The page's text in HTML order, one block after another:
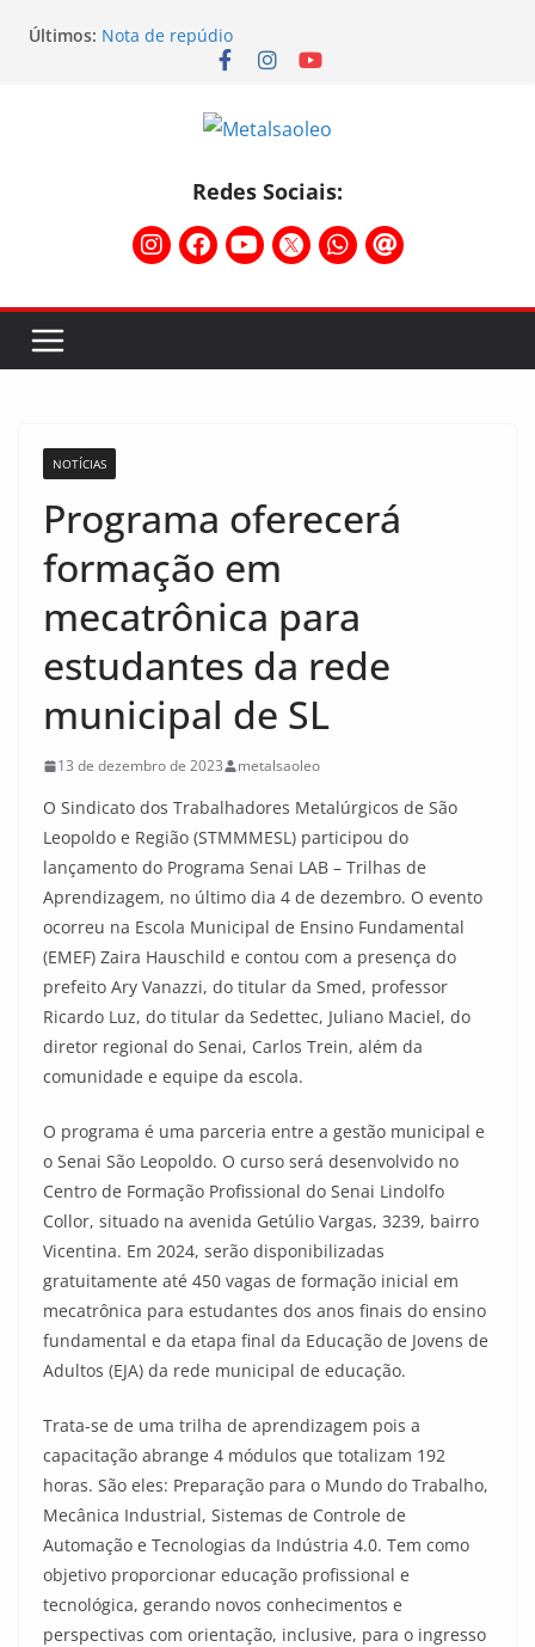
Últimos: Nota de repúdio
Conselho Diretivo da CNM/CUT debate indústria e
Physioclinic: parceira do Sindicato
Assembleia na Taurus – Campanha salarial
Assembleia na Taurus fortalece campanha
salarial e mostra a força da categoria que exige
reajuste
Redes Sociais:
NOTÍCIAS
Programa oferecerá
formação em
mecatrônica para
estudantes da rede
municipal de SL
13 de dezembro de 2023 metalsaoleo
O Sindicato dos Trabalhadores Metalúrgicos de São
Leopoldo e Região (STMMMESL) participou do
lançamento do Programa Senai LAB – Trilhas de
Aprendizagem, no último dia 4 de dezembro. O evento
ocorreu na Escola Municipal de Ensino Fundamental
(EMEF) Zaira Hauschild e contou com a presença do
prefeito Ary Vanazzi, do titular da Smed, professor
Ricardo Luz, do titular da Sedettec, Juliano Maciel, do
diretor regional do Senai, Carlos Trein, além da
comunidade e equipe da escola.
O programa é uma parceria entre a gestão municipal e
o Senai São Leopoldo. O curso será desenvolvido no
Centro de Formação Profissional do Senai Lindolfo
Collor, situado na avenida Getúlio Vargas, 3239, bairro
Vicentina. Em 2024, serão disponibilizadas
gratuitamente até 450 vagas de formação inicial em
mecatrônica para estudantes dos anos finais do ensino
fundamental e da etapa final da Educação de Jovens de
Adultos (EJA) da rede municipal de educação.
Trata-se de uma trilha de aprendizagem pois a
capacitação abrange 4 módulos que totalizam 192
horas. São eles: Preparação para o Mundo do Trabalho,
Mecânica Industrial, Sistemas de Controle de
Automação e Tecnologias da Indústria 4.0. Tem como
objetivo proporcionar educação profissional e
tecnológica, gerando novos conhecimentos e
perspectivas com orientação, inclusive, para o ingresso